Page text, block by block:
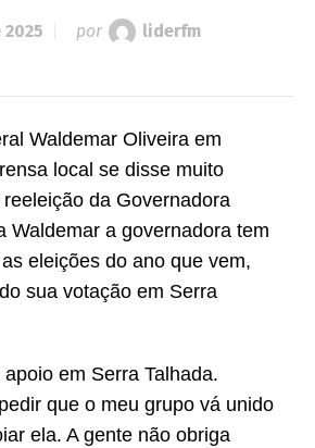
por
liderfm
Waldemar Oliveira em
local se disse muito
da Governadora
Waldemar a governadora tem
eleições do ano que vem,
sua votação em Serra
em Serra Talhada.
que o meu grupo vá unido
ela. A gente não obriga